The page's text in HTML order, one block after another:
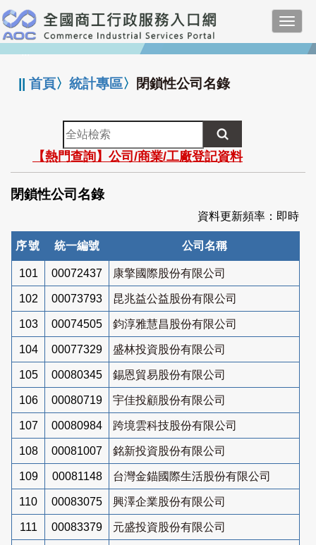
跳
到
主
要
:::
||首頁〉統計專區〉 閉鎖性公司名錄
全
站
檢
索
【熱門查詢】公司/商業/工廠登記資料
閉鎖性公司名錄
資料更新頻率：即時
序號 統一編號 公司名稱
101 00072437 康擎國際股份有限公司
102 00073793 昆兆益公益股份有限公司
103 00074505 鈞淳雅慧昌股份有限公司
104 00077329 盛林投資股份有限公司
105 00080345 錫恩貿易股份有限公司
106 00080719 宇佳投顧股份有限公司
107 00080984 跨境雲科技股份有限公司
108 00081007 銘新投資股份有限公司
109 00081148 台灣金錨國際生活股份有限公司
110 00083075 興澤企業股份有限公司
111 00083379 元盛投資股份有限公司